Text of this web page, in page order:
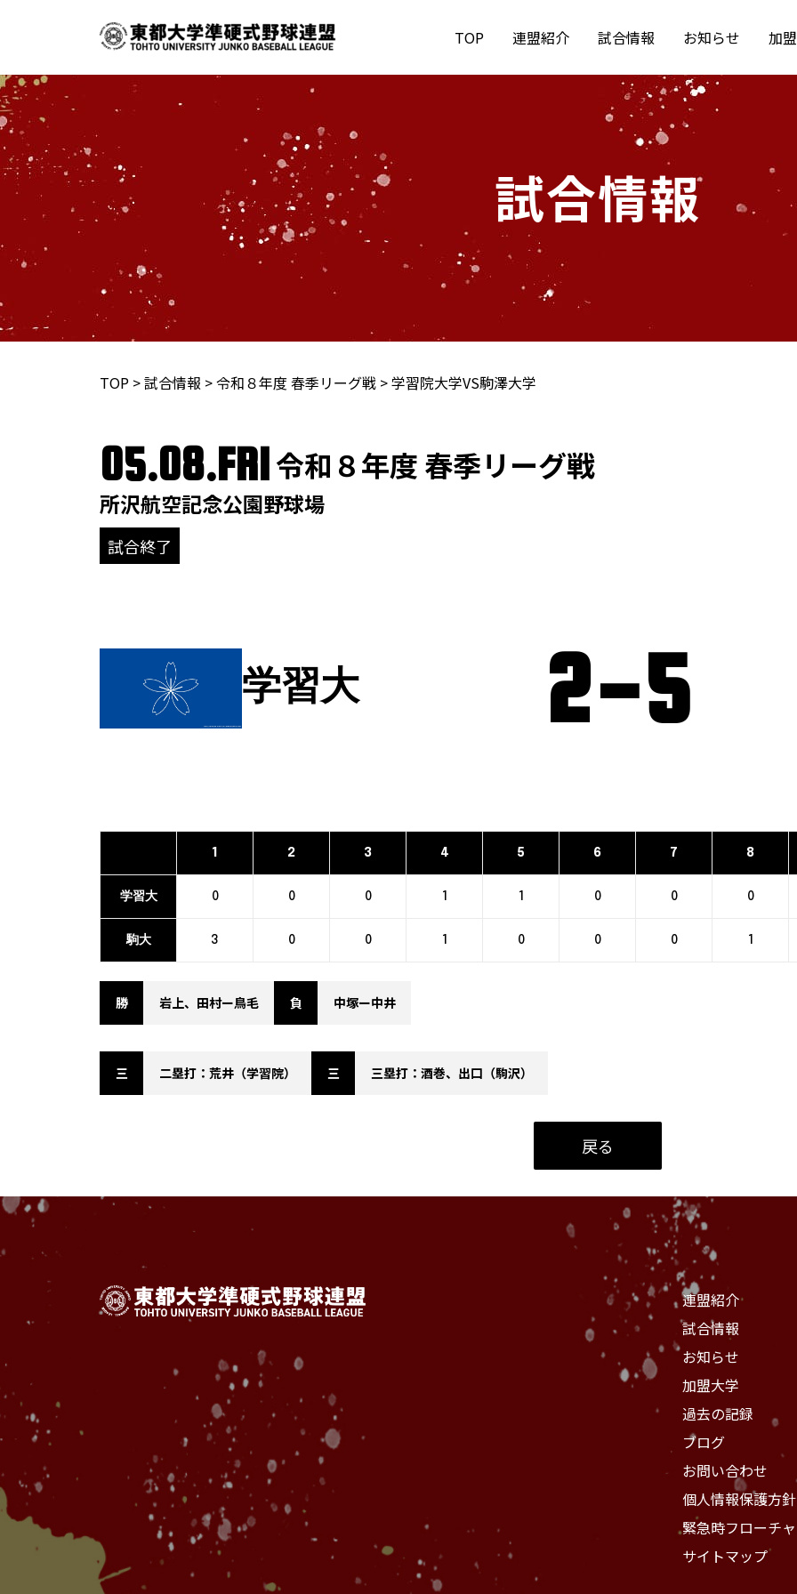
を
ス
キ
ッ
プ
TOP 連盟紹介 試合情報 お知らせ 加
試合情報
TOP >試合情報 >令和８年度 春季リーグ戦 >学習院大学VS駒澤大学
05.08.FRI令和８年度 春季リーグ戦
所沢航空記念公園野球場
試合終了
学習大 2-5
1 2 3 4 5 6 7 8
学習大 0 0 0 1 1 0 0 0
駒大 3 0 0 1 0 0 0 1
勝 岩上、田村ー鳥毛 負 中塚ー中井
三 二塁打：荒井（学習院） 三 三塁打：酒巻、出口（駒沢）
戻る
連盟紹介
試合情報
お知らせ
加盟大学
過去の記録
ブログ
お問い合わせ
個人情報保護方針
緊急時フローチ
サイトマップ